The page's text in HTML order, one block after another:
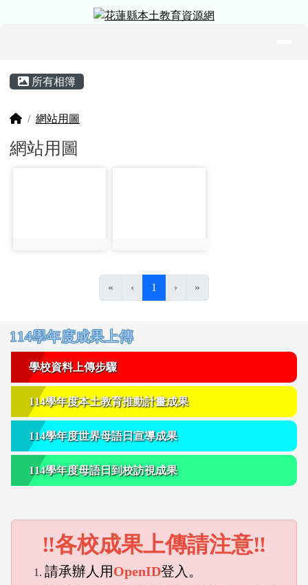
花蓮縣本土教育資源網
主內容區域
所有相簿
回首頁
網站用圖
網站用圖
« ‹ 1 (目前頁次)
› »
右邊區域內容
114學年度成果上傳
學校資料上傳步驟
114學年度本土教育推動計畫成果
114學年度世界母語日宣導成果
114學年度母語日到校訪視成果
‼各校成果上傳請注意‼
請承辦人用OpenID登入。
頁尾區域